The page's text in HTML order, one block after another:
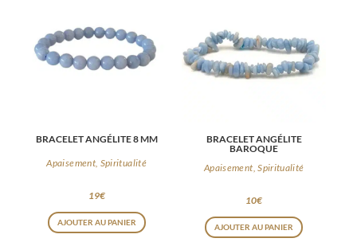
BRACELET ANGÉLITE 8 MM
Apaisement, Spiritualité
19€
AJOUTER AU PANIER
BRACELET ANGÉLITE
BAROQUE
Apaisement, Spiritualité
10€
AJOUTER AU PANIER